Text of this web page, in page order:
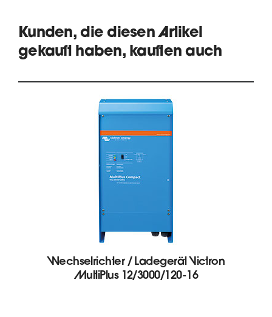
Kunden, die diesen Artikel
gekauft haben, kauften auch
Wechselrichter / Ladegerät Victron
MultiPlus 12/3000/120-16